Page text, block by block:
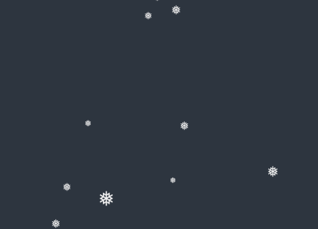
❅
❅
❅
❅
❅
❅
❅
❅
❅